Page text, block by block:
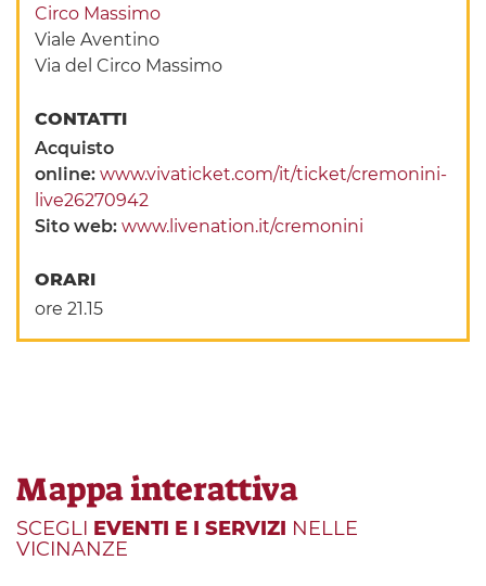
Circo Massimo
Viale Aventino
Via del Circo Massimo
CONTATTI
Acquisto
online:www.vivaticket.com/it/ticket/cremonini-
live26270942
Sito web:www.livenation.it/cremonini
ORARI
ore 21.15
Mappa interattiva
SCEGLI EVENTI E I SERVIZI NELLE
VICINANZE